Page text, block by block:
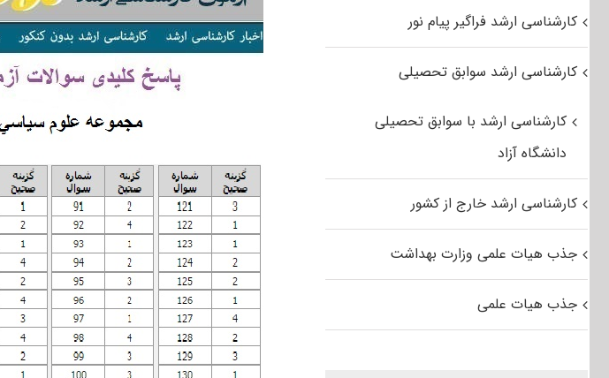
کارشناسی ارشد فراگیر پیام نور
کارشناسی ارشد سوابق تحصیلی
کارشناسی ارشد با سوابق تحصیلی
دانشگاه آزاد
کارشناسی ارشد خارج از کشور
جذب هیات علمی وزارت بهداشت
جذب هیات علمی